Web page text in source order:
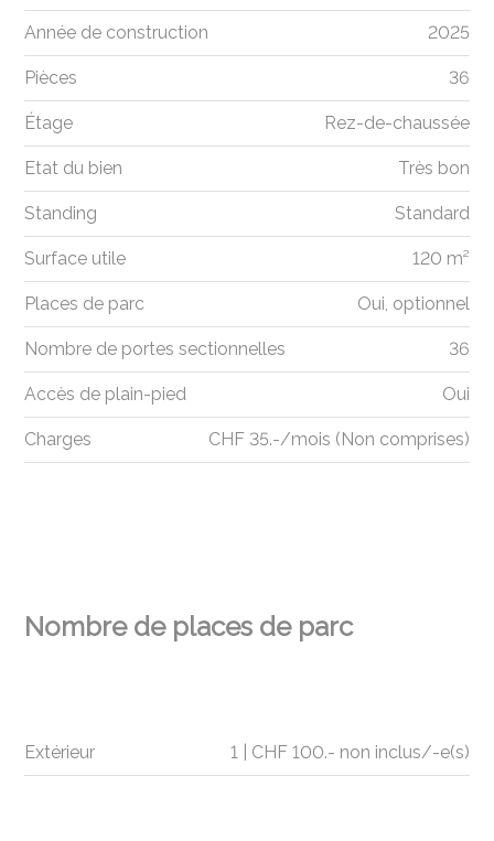
Année de construction 2025
Pièces 36
Étage Rez-de-chaussée
Etat du bien Très bon
Standing Standard
Surface utile 120 m²
Places de parc Oui, optionnel
Nombre de portes sectionnelles 36
Accès de plain-pied Oui
Charges CHF 35.-/mois (Non comprises)
Nombre de places de parc
Extérieur 1 | CHF 100.- non inclus/-e(s)